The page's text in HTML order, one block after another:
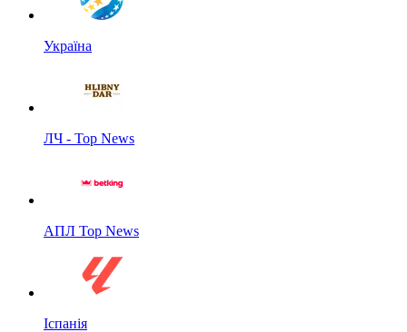
Україна
ЛЧ - Top News
АПЛ Top News
Іспанія